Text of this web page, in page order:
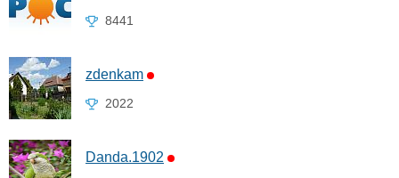
8441
zdenkam
2022
Danda.1902